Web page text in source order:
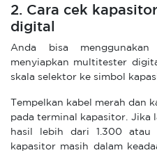
2. Cara cek
digital
Anda bisa
menyiapkan multitester
skala selektor ke simbol
Tempelkan kabel merah dan
pada terminal kapasitor. Jika
hasil lebih dari 1.300 atau
kapasitor masih dalam